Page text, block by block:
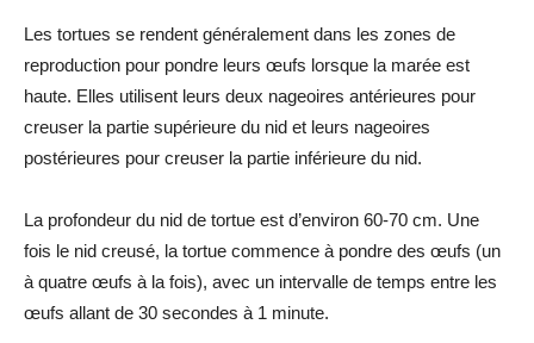
Les tortues se rendent généralement dans les zones de
reproduction pour pondre leurs œufs lorsque la marée est
haute. Elles utilisent leurs deux nageoires antérieures pour
creuser la partie supérieure du nid et leurs nageoires
postérieures pour creuser la partie inférieure du nid.
La profondeur du nid de tortue est d’environ 60-70 cm. Une
fois le nid creusé, la tortue commence à pondre des œufs (un
à quatre œufs à la fois), avec un intervalle de temps entre les
œufs allant de 30 secondes à 1 minute.